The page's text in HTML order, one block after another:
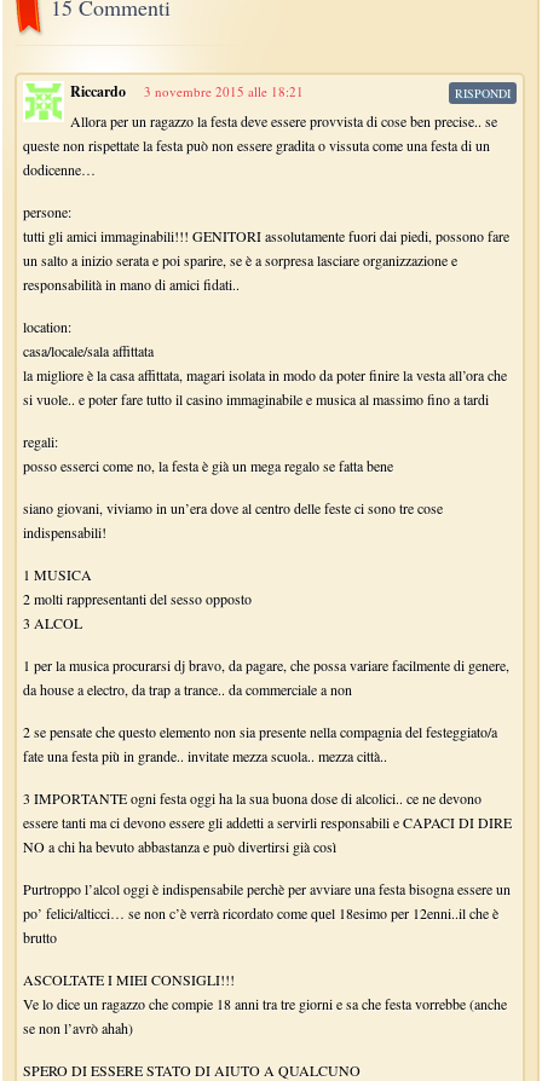
15 Commenti
Riccardo 3 novembre 2015 alle 18:21
Allora per un ragazzo la festa deve essere provvista di cose ben precise.. se
queste non rispettate la festa può non essere gradita o vissuta come una festa di un
dodicenne…
persone:
tutti gli amici immaginabili!!! GENITORI assolutamente fuori dai piedi, possono fare
un salto a inizio serata e poi sparire, se è a sorpresa lasciare organizzazione e
responsabilità in mano di amici fidati..
location:
casa/locale/sala affittata
la migliore è la casa affittata, magari isolata in modo da poter finire la vesta all’ora che
si vuole.. e poter fare tutto il casino immaginabile e musica al massimo fino a tardi
regali:
posso esserci come no, la festa è già un mega regalo se fatta bene
siano giovani, viviamo in un’era dove al centro delle feste ci sono tre cose
indispensabili!
1 MUSICA
2 molti rappresentanti del sesso opposto
3 ALCOL
1 per la musica procurarsi dj bravo, da pagare, che possa variare facilmente di genere,
da house a electro, da trap a trance.. da commerciale a non
2 se pensate che questo elemento non sia presente nella compagnia del festeggiato/a
fate una festa più in grande.. invitate mezza scuola.. mezza città..
3 IMPORTANTE ogni festa oggi ha la sua buona dose di alcolici.. ce ne devono
essere tanti ma ci devono essere gli addetti a servirli responsabili e CAPACI DI DIRE
NO a chi ha bevuto abbastanza e può divertirsi già così
Purtroppo l’alcol oggi è indispensabile perchè per avviare una festa bisogna essere un
po’ felici/alticci… se non c’è verrà ricordato come quel 18esimo per 12enni..il che è
brutto
ASCOLTATE I MIEI CONSIGLI!!!
Ve lo dice un ragazzo che compie 18 anni tra tre giorni e sa che festa vorrebbe (anche
se non l’avrò ahah)
SPERO DI ESSERE STATO DI AIUTO A QUALCUNO
RISPONDI